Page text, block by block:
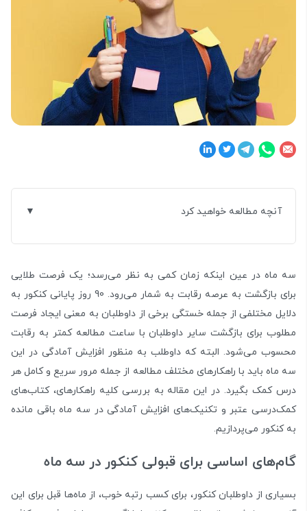
آنچه مطالعه خواهید کرد
سه ماه در عین اینکه زمان کمی به نظر می‌رسد؛ یک فرصت طلایی
برای بازگشت به عرصه رقابت به شمار می‌رود. 90 روز پایانی کنکور به
دلایل مختلفی از جمله خستگی برخی از داوطلبان به معنی ایجاد فرصت
مطلوب برای بازگشت سایر داوطلبان با ساعت مطالعه کمتر به رقابت
محسوب می‌شود. البته که داوطلب به منظور افزایش آمادگی در این
سه ماه باید با راهکارهای مختلف مطالعه از جمله مرور سریع و کامل هر
درس کمک بگیرد. در این مقاله به بررسی کلیه راهکارهای، کتاب‌های
کمک‌درسی عتبر و تکنیک‌های افزایش آمادگی در سه ماه باقی مانده
به کنکور می‌پردازیم.
گام‌های اساسی برای قبولی کنکور در سه ماه
بسیاری از داوطلبان کنکور، برای کسب رتبه خوب، از ماه‌ها قبل برای این